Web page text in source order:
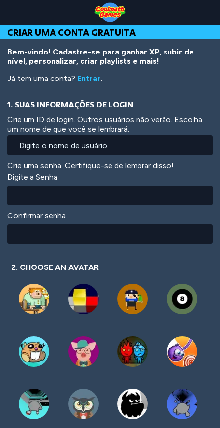
Top
of
Page
Navigation
Main
Content
Footer
o
conteúdo
principal
CRIAR UMA CONTA GRATUITA
Bem-vindo! Cadastre-se para ganhar XP, subir de
nível, personalizar, criar playlists e mais!
Já tem uma conta? Entrar.
1. SUAS INFORMAÇÕES DE LOGIN
Crie um ID de login. Outros usuários não verão. Escolha
um nome de que você se lembrará.
Crie uma senha. Certifique-se de lembrar disso!
Digite a Senha
Confirmar senha
2. CHOOSE AN AVATAR